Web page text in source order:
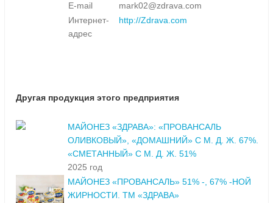
E-mail
mark02@zdrava.com
Интернет-
адрес
http://Zdrava.com
Другая продукция этого предприятия
МАЙОНЕЗ «ЗДРАВА»: «ПРОВАНСАЛЬ
ОЛИВКОВЫЙ», «ДОМАШНИЙ» С М. Д. Ж. 67%.
«СМЕТАННЫЙ» С М. Д. Ж. 51%
2025 год
МАЙОНЕЗ «ПРОВАНСАЛЬ» 51% -, 67% -НОЙ
ЖИРНОСТИ. ТМ «ЗДРАВА»